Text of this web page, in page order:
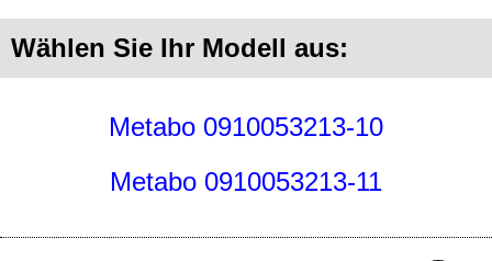
Wählen Sie Ihr Modell aus:
Metabo 0910053213-10
Metabo 0910053213-11